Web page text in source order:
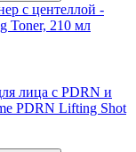
с центеллой -
Toner, 210 мл